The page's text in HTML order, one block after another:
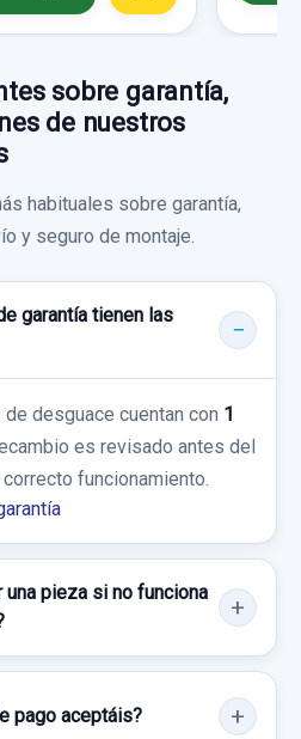
562432238
562432238
no incluidos.
whatsapp
IZQUIERDO
sobre garantía,
de nuestros
habituales sobre garantía,
y seguro de montaje.
garantía tienen las
desguace cuentan con 1
es revisado antes del
funcionamiento.
pieza si no funciona
pago aceptáis?